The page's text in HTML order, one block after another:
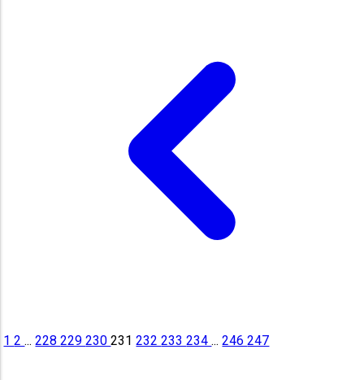
12... 228229230231 232233234... 246247